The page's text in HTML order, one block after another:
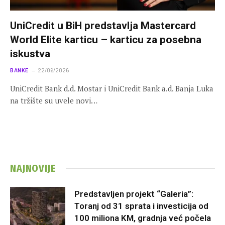
UniCredit u BiH predstavlja Mastercard
World Elite karticu – karticu za posebna
iskustva
BANKE 22/06/2026
UniCredit Bank d.d. Mostar i UniCredit Bank a.d. Banja Luka
na tržište su uvele novi…
NAJNOVIJE
Predstavljen projekt “Galeria”:
Toranj od 31 sprata i investicija od
100 miliona KM, gradnja već počela